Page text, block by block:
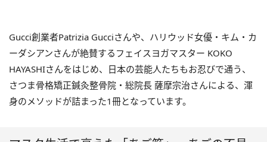
Gucci創業者Patrizia Gucciさんや、ハリウッド女優・キム・カ
ーダシアンさんが絶賛するフェイスヨガマスター KOKO
HAYASHIさんをはじめ、日本の芸能人たちもお忍びで通う、
さつま骨格矯正鍼灸整骨院・総院長 薩摩宗治さんによる、渾
身のメソッドが詰まった1冊となっています。